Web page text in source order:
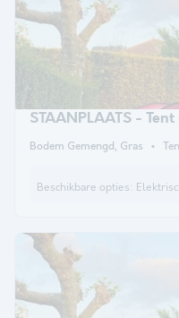
STAANPLAATS -
Bodem Gemengd, Gras
Beschikbare opties: